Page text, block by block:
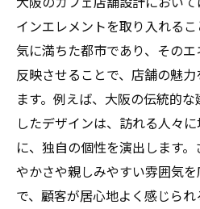
インエレメントを取り入れる
気に満ちた都市であり、その
反映させることで、店舗の魅
ます。例えば、大阪の伝統的
したデザインは、訪れる人々
に、独自の個性を演出します
やかさや親しみやすい雰囲気
で、顧客が居心地よく感じられ